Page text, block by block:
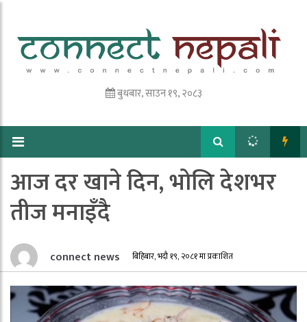
बुधबार, साउन १९, २०८३
आज दर खाने दिन, भोलि देशभर
तीज मनाइँदै
connect news बिहिबार, भदौ १९, २०८१ मा प्रकाशित